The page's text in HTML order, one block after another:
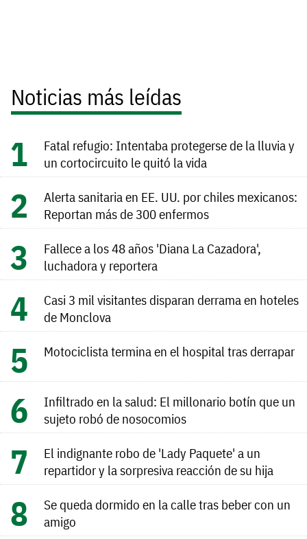
Noticias más leídas
Fatal refugio: Intentaba protegerse de la lluvia y
un cortocircuito le quitó la vida
Alerta sanitaria en EE. UU. por chiles mexicanos:
Reportan más de 300 enfermos
Fallece a los 48 años 'Diana La Cazadora',
luchadora y reportera
Casi 3 mil visitantes disparan derrama en hoteles
de Monclova
Motociclista termina en el hospital tras derrapar
Infiltrado en la salud: El millonario botín que un
sujeto robó de nosocomios
El indignante robo de 'Lady Paquete' a un
repartidor y la sorpresiva reacción de su hija
Se queda dormido en la calle tras beber con un
amigo